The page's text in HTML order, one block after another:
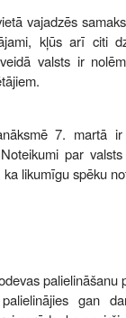
vajadzēs
kļūs arī citi
valsts ir
7. martā
par
likumīgu spēku
gan